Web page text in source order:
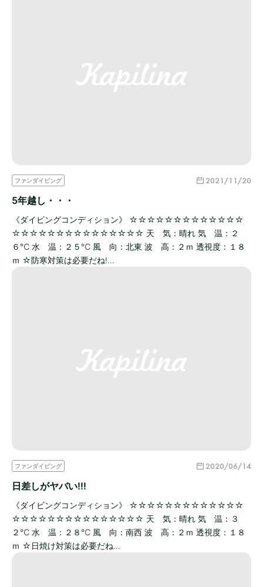
ファンダイビング 2021/11/20
5年越し・・・
《ダイビングコンディション》 ☆☆☆☆☆☆☆☆☆☆☆☆☆
☆☆☆☆☆☆☆☆☆☆☆☆☆☆☆ 天 気：晴れ 気 温：２
６℃ 水 温：２５℃ 風 向：北東 波 高：２ｍ 透視度：１８
ｍ ☆防寒対策は必要だね!…
ファンダイビング 2020/06/14
日差しがヤバい!!!
《ダイビングコンディション》 ☆☆☆☆☆☆☆☆☆☆☆☆☆
☆☆☆☆☆☆☆☆☆☆☆☆☆☆☆ 天 気：晴れ 気 温：３
２℃ 水 温：２８℃ 風 向：南西 波 高：２ｍ 透視度：１８
ｍ ☆日焼け対策は必要だね…